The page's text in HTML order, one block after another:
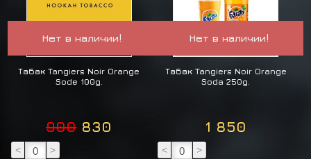
Нет в наличии!
Табак Tangiers Noir Orange
Sode 100g.
900 830
< >
Нет в наличии!
Табак Tangiers Noir Orange
Soda 250g.
1 850
< >